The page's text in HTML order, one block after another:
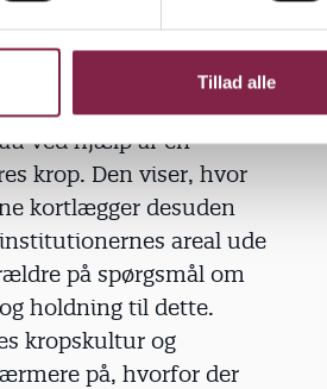
Tillad alle
for Research in
ved hjælp af en
krop. Den viser, hvor
kortlægger desuden
areal ude
på spørgsmål om
holdning til dette.
kropskultur og
på, hvorfor der